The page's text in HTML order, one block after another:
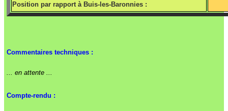
Position par rapport à Buis-les-Baronnies :
Commentaires techniques :
... en attente ...
Compte-rendu :